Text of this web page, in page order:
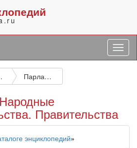
Парламенты. Народные представительства. Правительства
Правительства
энциклопедий»